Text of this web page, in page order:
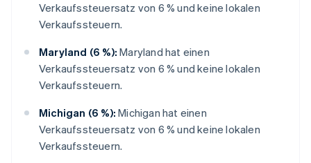
Verkaufssteuersatz von 6 % und keine lokalen
Verkaufssteuern.
Maryland (6 %): Maryland hat einen
Verkaufssteuersatz von 6 % und keine lokalen
Verkaufssteuern.
Michigan (6 %): Michigan hat einen
Verkaufssteuersatz von 6 % und keine lokalen
Verkaufssteuern.